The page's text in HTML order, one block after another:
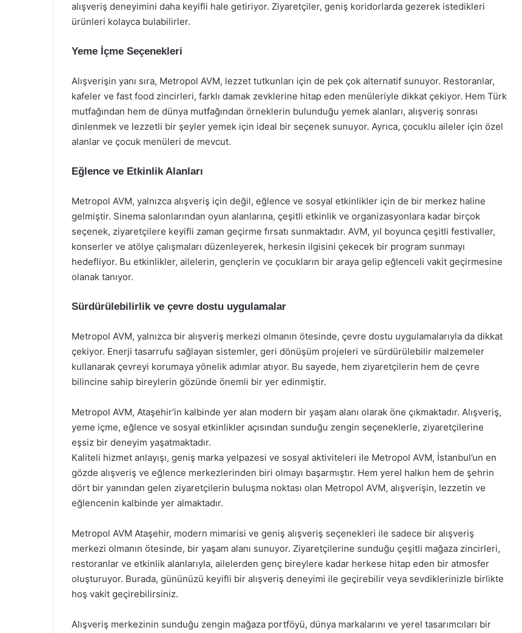
alışveriş deneyimini daha keyifli hale getiriyor. Ziyaretçiler, geniş koridorlarda gezerek istedikleri
ürünleri kolayca bulabilirler.
Yeme İçme Seçenekleri
Alışverişin yanı sıra, Metropol AVM, lezzet tutkunları için de pek çok alternatif sunuyor. Restoranlar,
kafeler ve fast food zincirleri, farklı damak zevklerine hitap eden menüleriyle dikkat çekiyor. Hem Türk
mutfağından hem de dünya mutfağından örneklerin bulunduğu yemek alanları, alışveriş sonrası
dinlenmek ve lezzetli bir şeyler yemek için ideal bir seçenek sunuyor. Ayrıca, çocuklu aileler için özel
alanlar ve çocuk menüleri de mevcut.
Eğlence ve Etkinlik Alanları
Metropol AVM, yalnızca alışveriş için değil, eğlence ve sosyal etkinlikler için de bir merkez haline
gelmiştir. Sinema salonlarından oyun alanlarına, çeşitli etkinlik ve organizasyonlara kadar birçok
seçenek, ziyaretçilere keyifli zaman geçirme fırsatı sunmaktadır. AVM, yıl boyunca çeşitli festivaller,
konserler ve atölye çalışmaları düzenleyerek, herkesin ilgisini çekecek bir program sunmayı
hedefliyor. Bu etkinlikler, ailelerin, gençlerin ve çocukların bir araya gelip eğlenceli vakit geçirmesine
olanak tanıyor.
Sürdürülebilirlik ve çevre dostu uygulamalar
Metropol AVM, yalnızca bir alışveriş merkezi olmanın ötesinde, çevre dostu uygulamalarıyla da dikkat
çekiyor. Enerji tasarrufu sağlayan sistemler, geri dönüşüm projeleri ve sürdürülebilir malzemeler
kullanarak çevreyi korumaya yönelik adımlar atıyor. Bu sayede, hem ziyaretçilerin hem de çevre
bilincine sahip bireylerin gözünde önemli bir yer edinmiştir.
Metropol AVM, Ataşehir’in kalbinde yer alan modern bir yaşam alanı olarak öne çıkmaktadır. Alışveriş,
yeme içme, eğlence ve sosyal etkinlikler açısından sunduğu zengin seçeneklerle, ziyaretçilerine
eşsiz bir deneyim yaşatmaktadır.
Kaliteli hizmet anlayışı, geniş marka yelpazesi ve sosyal aktiviteleri ile Metropol AVM, İstanbul’un en
gözde alışveriş ve eğlence merkezlerinden biri olmayı başarmıştır. Hem yerel halkın hem de şehrin
dört bir yanından gelen ziyaretçilerin buluşma noktası olan Metropol AVM, alışverişin, lezzetin ve
eğlencenin kalbinde yer almaktadır.
Metropol AVM Ataşehir, modern mimarisi ve geniş alışveriş seçenekleri ile sadece bir alışveriş
merkezi olmanın ötesinde, bir yaşam alanı sunuyor. Ziyaretçilerine sunduğu çeşitli mağaza zincirleri,
restoranlar ve etkinlik alanlarıyla, ailelerden genç bireylere kadar herkese hitap eden bir atmosfer
oluşturuyor. Burada, gününüzü keyifli bir alışveriş deneyimi ile geçirebilir veya sevdiklerinizle birlikte
hoş vakit geçirebilirsiniz.
Alışveriş merkezinin sunduğu zengin mağaza portföyü, dünya markalarını ve yerel tasarımcıları bir